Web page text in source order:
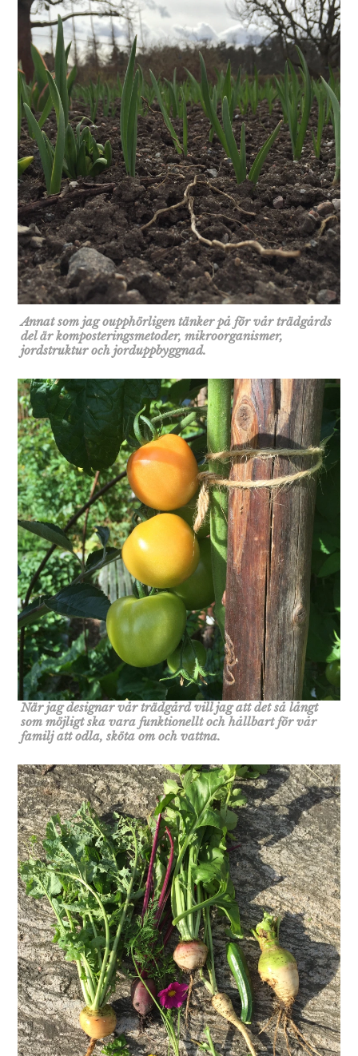
Annat som jag oupphörligen tänker på för vår trädgårds
del är komposteringsmetoder, mikroorganismer,
jordstruktur och jorduppbyggnad.
När jag designar vår trädgård vill jag att det så långt
som möjligt ska vara funktionellt och hållbart för vår
familj att odla, sköta om och vattna.